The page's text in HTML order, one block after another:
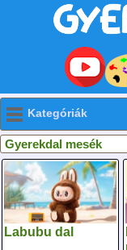
Kategóriák
Gyerekdal mesék
Labubu dal